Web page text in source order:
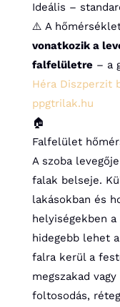
Ideális –
⚠️ A
vonatkozik a
falfelületre– a
Héra Diszperzit
ppgtrilak.hu
🏠
Falfelület
A szoba
falak belseje.
lakásokban és
helyiségekben
hidegebb lehet
falra kerül a
megszakad
foltosodás,